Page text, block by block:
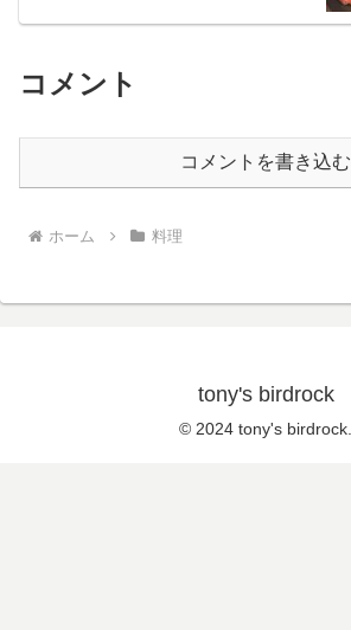
コメント
コメントを書き込む
ホーム 料理
tony's birdrock
© 2024 tony's birdrock.